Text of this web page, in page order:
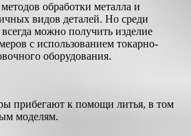
обработки металла и
видов деталей. Но среди
можно получить изделие
с использованием токарно-
оборудования.
прибегают к помощи литья, в том
моделям.